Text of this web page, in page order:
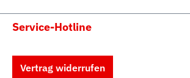
Service-Hotline
Vertrag widerrufen